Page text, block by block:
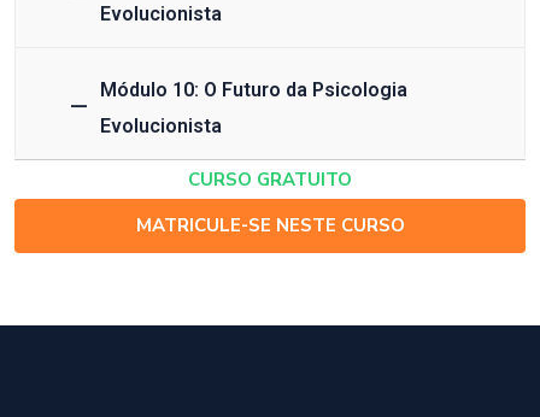
Evolucionista
Módulo 10: O Futuro da Psicologia
Evolucionista
CURSO GRATUITO
MATRICULE-SE NESTE CURSO